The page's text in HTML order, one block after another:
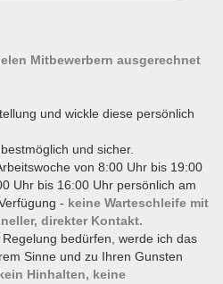
Mitbewerbern ausgerechnet
und wickle diese persönlich
und sicher.
von 8:00 Uhr bis 19:00
Uhr bis 16:00 Uhr persönlich am
- keine Warteschleife mit
direkter Kontakt.
bedürfen, werde ich das
Sinne und zu Ihren Gunsten
Hinhalten, keine